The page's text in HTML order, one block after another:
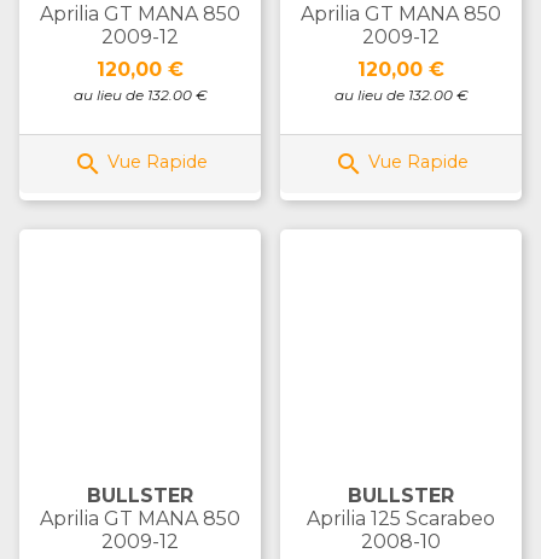
Aprilia GT MANA 850
2009-12
Prix
120,00 €
au lieu de 132.00 €
 Vue Rapide
Aprilia GT MANA 850
2009-12
Prix
120,00 €
au lieu de 132.00 €
 Vue Rapide
BULLSTER
Aprilia GT MANA 850
2009-12
BULLSTER
Aprilia 125 Scarabeo
2008-10